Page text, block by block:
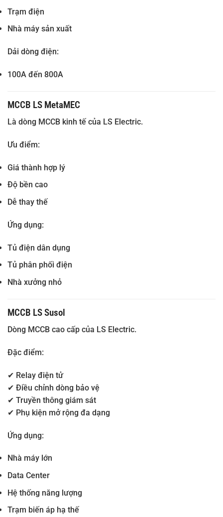
Trạm điện
Nhà máy sản xuất
Dải dòng điện:
100A đến 800A
MCCB LS MetaMEC
Là dòng MCCB kinh tế của LS Electric.
Ưu điểm:
Giá thành hợp lý
Độ bền cao
Dễ thay thế
Ứng dụng:
Tủ điện dân dụng
Tủ phân phối điện
Nhà xưởng nhỏ
MCCB LS Susol
Dòng MCCB cao cấp của LS Electric.
Đặc điểm:
✔ Relay điện tử
✔ Điều chỉnh dòng bảo vệ
✔ Truyền thông giám sát
✔ Phụ kiện mở rộng đa dạng
Ứng dụng:
Nhà máy lớn
Data Center
Hệ thống năng lượng
Trạm biến áp hạ thế